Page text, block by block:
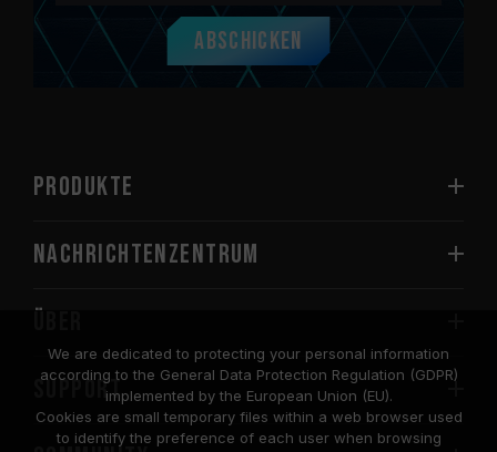
Abschicken
PRODUKTE
Nachrichtenzentrum
SUPPORT
We are dedicated to protecting your personal information
according to the General Data Protection Regulation (GDPR)
implemented by the European Union (EU).
Cookies are small temporary files within a web browser used
to identify the preference of each user when browsing